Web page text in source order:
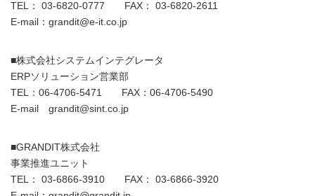
TEL： 03-6820-0777 FAX： 03-6820-2611
E-mail：grandit@e-it.co.jp
■株式会社システムインテグレータ
ERPソリューション営業部
TEL：06-4706-5471 FAX：06-4706-5490
E-mail grandit@sint.co.jp
■GRANDIT株式会社
事業推進ユニット
TEL： 03-6866-3910 FAX： 03-6866-3920